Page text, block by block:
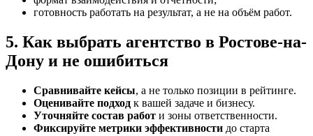
готовность работать на результат, а не на объём работ.
5. Как выбрать агентство в Ростове-на-
Дону и не ошибиться
Сравнивайте кейсы, а не только позиции в рейтинге.
Оценивайте подход к вашей задаче и бизнесу.
Уточняйте состав работ и зоны ответственности.
Фиксируйте метрики эффективности до старта